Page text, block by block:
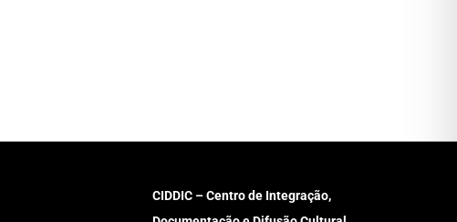
CIDDIC – Centro de Integração,